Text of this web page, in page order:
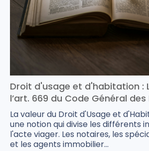
Droit d'usage et d'habitation :
l’art. 669 du Code Général
La valeur du Droit d'Usage et
une notion qui divise les différents
l'acte viager. Les notaires, les
et les agents immobilier...